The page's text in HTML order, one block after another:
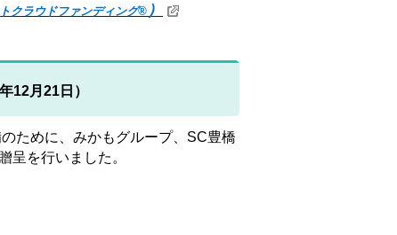
クラウドファンディング® ）
12月21日）
ために、みかもグループ、SC豊橋
呈を行いました。